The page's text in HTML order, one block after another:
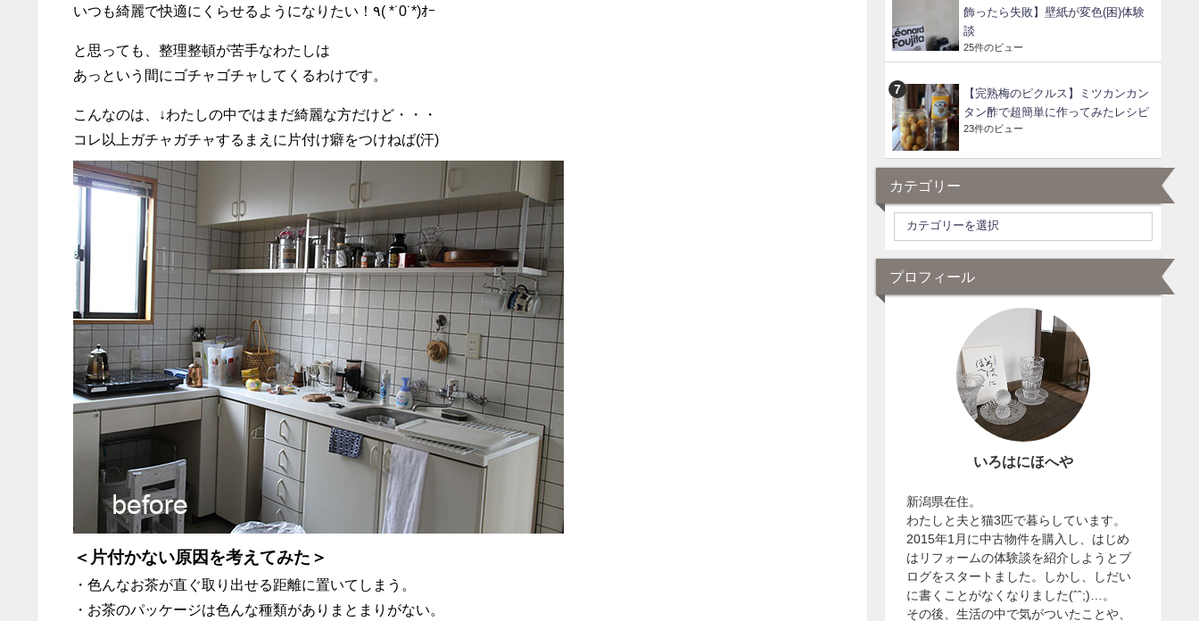
いつも綺麗で快適にくらせるようになりたい！٩( *˙0˙*)ｵｰ
と思っても、整理整頓が苦手なわたしは
あっという間にゴチャゴチャしてくるわけです。
こんなのは、↓わたしの中ではまだ綺麗な方だけど・・・
コレ以上ガチャガチャするまえに片付け癖をつけねば(汗)
＜片付かない原因を考えてみた＞
・色んなお茶が直ぐ取り出せる距離に置いてしまう。
・お茶のパッケージは色んな種類がありまとまりがない。
飾ったら失敗】壁紙が変色(困)体験
談
25件のビュー
【完熟梅のピクルス】ミツカンカン
タン酢で超簡単に作ってみたレシピ
23件のビュー
カテゴリー
プロフィール
いろはにほへや
新潟県在住。
わたしと夫と猫3匹で暮らしています。
2015年1月に中古物件を購入し、はじめ
はリフォームの体験談を紹介しようとブ
ログをスタートました。しかし、しだい
に書くことがなくなりました(ˆˆ;)…。
その後、生活の中で気がついたことや、